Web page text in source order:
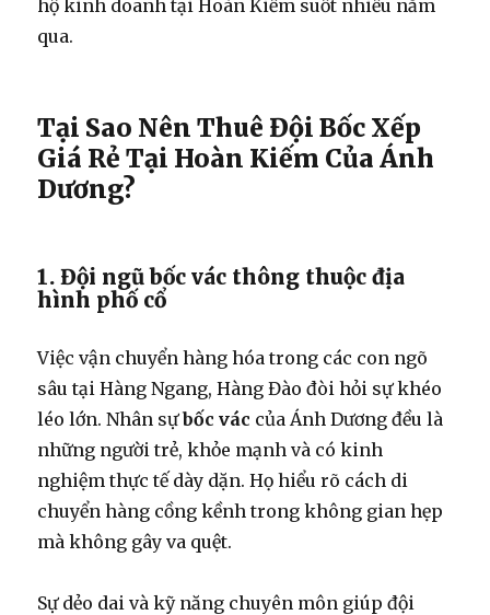
hộ kinh doanh tại Hoàn Kiếm suốt nhiều năm
qua.
Tại Sao Nên Thuê Đội Bốc Xếp
Giá Rẻ Tại Hoàn Kiếm Của Ánh
Dương?
1. Đội ngũ bốc vác thông thuộc địa
hình phố cổ
Việc vận chuyển hàng hóa trong các con ngõ
sâu tại Hàng Ngang, Hàng Đào đòi hỏi sự khéo
léo lớn. Nhân sựbốc vác của Ánh Dương đều là
những người trẻ, khỏe mạnh và có kinh
nghiệm thực tế dày dặn. Họ hiểu rõ cách di
chuyển hàng cồng kềnh trong không gian hẹp
mà không gây va quệt.
Sự dẻo dai và kỹ năng chuyên môn giúp đội